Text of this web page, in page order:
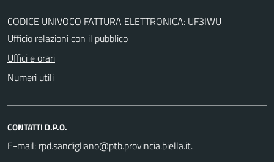
CODICE UNIVOCO FATTURA ELETTRONICA: UF3IWU
Ufficio relazioni con il pubblico
Uffici e orari
Numeri utili
CONTATTI D.P.O.
E-mail:
.